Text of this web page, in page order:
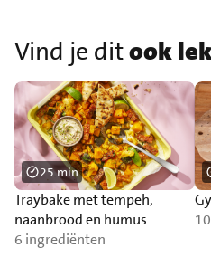
Vind je ditook
Traybake met tempeh,
naanbrood en humus
6 ingrediënten
25 min